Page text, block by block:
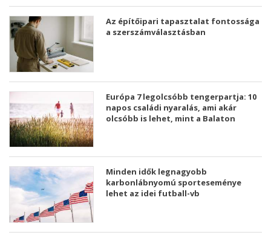
Az építőipari tapasztalat fontossága
a szerszámválasztásban
Európa 7 legolcsóbb tengerpartja: 10
napos családi nyaralás, ami akár
olcsóbb is lehet, mint a Balaton
Minden idők legnagyobb
karbonlábnyomú sporteseménye
lehet az idei futball-vb